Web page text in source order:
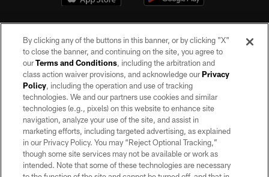
©2026 by the Las Vegas Raiders. All rights reserved. No portion of this site
may be reproduced without the express written permission of the Las Vegas
Raiders.
PRIVACY POLICY
TERMS OF SERVICE
ACCESSIBILITY
By clicking any of the buttons in this banner, or by clicking "X"
to close the banner, and continuing on the site, you agree to
ourTerms and Conditions, including the arbitration and
class action waiver provisions, and acknowledge ourPrivacy
Policy, including the operation and use of tracking
technologies. We and our partners use cookies and similar
technologies (e.g., pixels) on this website to enhance site
navigation, analyze your use of the site, and assist in
marketing efforts, including targeted advertising, as explained
in our Privacy Policy. You may “Reject Optional Tracking,”
though some site services may not be available or work as
intended. Note that some of these technologies are necessary